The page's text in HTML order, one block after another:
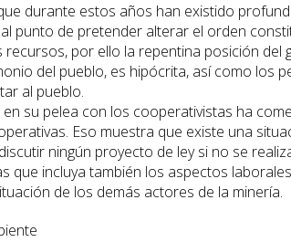
durante estos años han existido
punto de pretender alterar el orden
recursos, por ello la repentina posición
del pueblo, es hipócrita, así como los
al pueblo.
su pelea con los cooperativistas ha
Eso muestra que existe una
ningún proyecto de ley si no se
que incluya también los aspectos
de los demás actores de la minería.